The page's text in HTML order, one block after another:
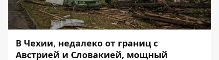
В Чехии, недалеко от границ с
Австрией и Словакией, мощный